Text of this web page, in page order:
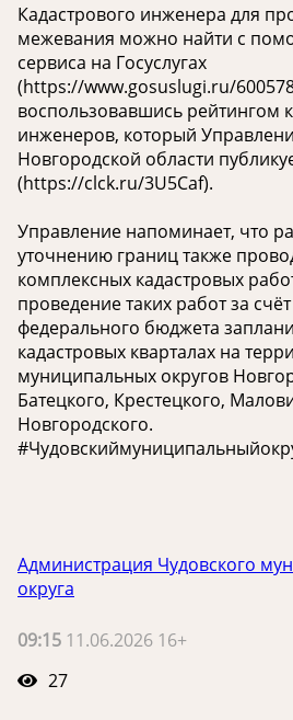
Кадастрового инженера для
межевания можно найти с
сервиса на Госуслугах
(https://www.gosuslugi.ru/
воспользовавшись рейтингом
инженеров, который
Новгородской области
(https://clck.ru/3U5Caf).
Управление напоминает, что
уточнению границ также
комплексных кадастровых
проведение таких работ за
федерального бюджета
кадастровых кварталах на
муниципальных округов
Батецкого, Крестецкого,
Новгородского.
Администрация Чудовского
округа
09:15 11.06.2026 16+
27